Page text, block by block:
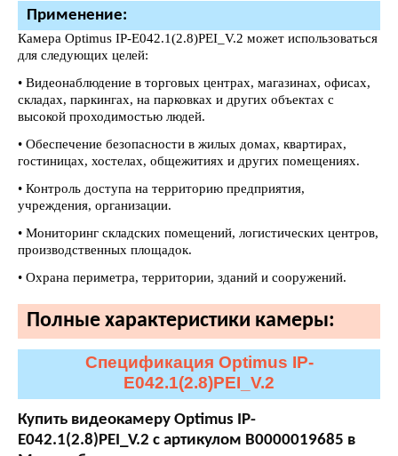
Применение:
Камера Optimus IP-E042.1(2.8)PEI_V.2 может использоваться
для следующих целей:
• Видеонаблюдение в торговых центрах, магазинах, офисах,
складах, паркингах, на парковках и других объектах с
высокой проходимостью людей.
• Обеспечение безопасности в жилых домах, квартирах,
гостиницах, хостелах, общежитиях и других помещениях.
• Контроль доступа на территорию предприятия,
учреждения, организации.
• Мониторинг складских помещений, логистических центров,
производственных площадок.
• Охрана периметра, территории, зданий и сооружений.
Полные характеристики камеры:
Спецификация Optimus IP-
E042.1(2.8)PEI_V.2
Купить видеокамеру Optimus IP-
E042.1(2.8)PEI_V.2 с артикулом В0000019685 в